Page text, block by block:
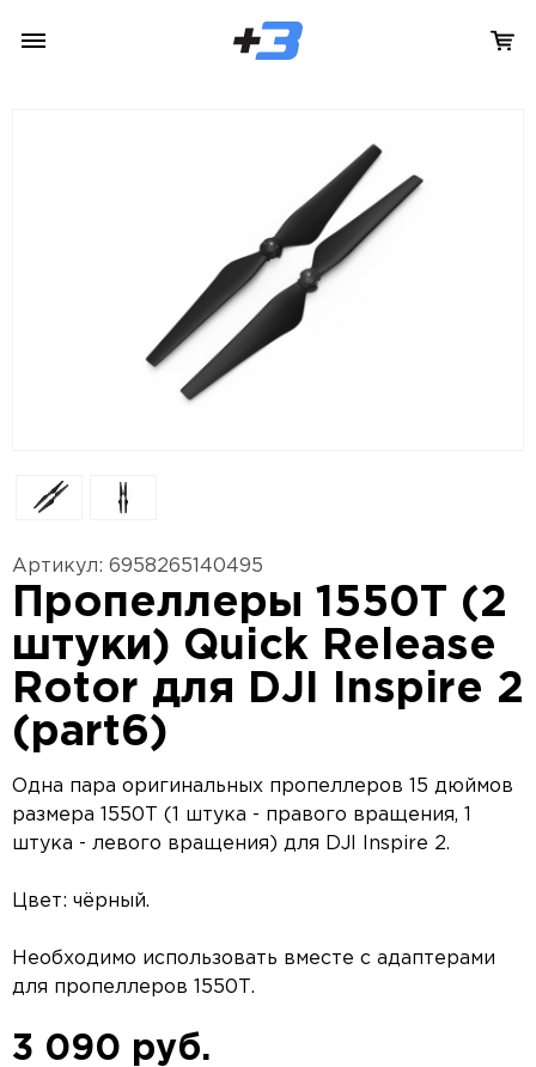
Артикул: 6958265140495
Пропеллеры 1550T (2
штуки) Quick Release
Rotor для DJI Inspire 2
(part6)
Одна пара оригинальных пропеллеров 15 дюймов
размера 1550T (1 штука - правого вращения, 1
штука - левого вращения) для DJI Inspire 2.
Цвет: чёрный.
Необходимо использовать вместе с адаптерами
для пропеллеров 1550T.
3 090 руб.